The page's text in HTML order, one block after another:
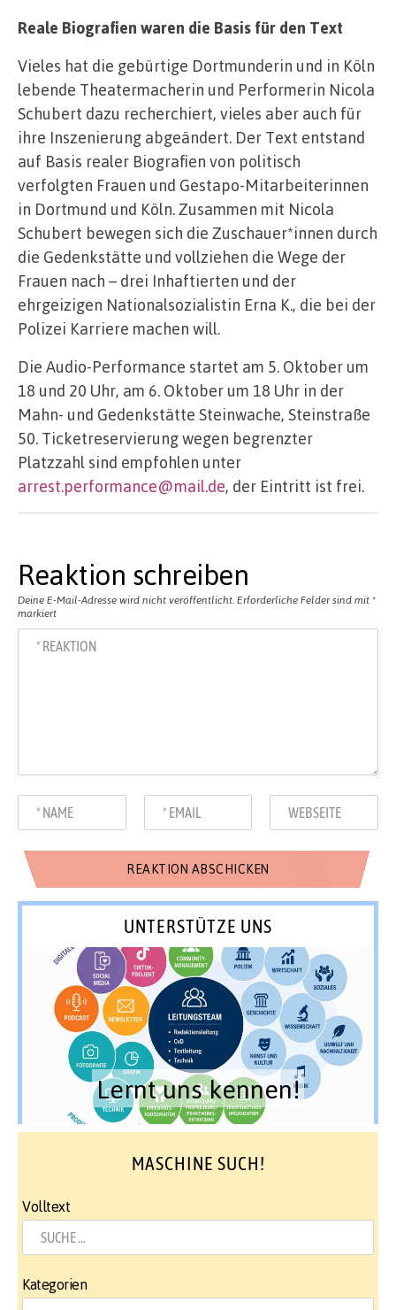
Reale Biografien waren die Basis für den Text
Vieles hat die gebürtige Dortmunderin und in Köln
lebende Theatermacherin und Performerin Nicola
Schubert dazu recherchiert, vieles aber auch für
ihre Inszenierung abgeändert. Der Text entstand
auf Basis realer Biografien von politisch
verfolgten Frauen und Gestapo-Mitarbeiterinnen
in Dortmund und Köln. Zusammen mit Nicola
Schubert bewegen sich die Zuschauer*innen durch
die Gedenkstätte und vollziehen die Wege der
Frauen nach – drei Inhaftierten und der
ehrgeizigen Nationalsozialistin Erna K., die bei der
Polizei Karriere machen will.
Die Audio-Performance startet am 5. Oktober um
18 und 20 Uhr, am 6. Oktober um 18 Uhr in der
Mahn- und Gedenkstätte Steinwache, Steinstraße
50. Ticketreservierung wegen begrenzter
Platzzahl sind empfohlen unter
arrest.performance@mail.de, der Eintritt ist frei.
Reaktion schreiben
Deine E-Mail-Adresse wird nicht veröffentlicht. Erforderliche Felder sind mit *
markiert
UNTERSTÜTZE UNS
Lernt uns kennen!
MASCHINE SUCH!
Volltext
Kategorien